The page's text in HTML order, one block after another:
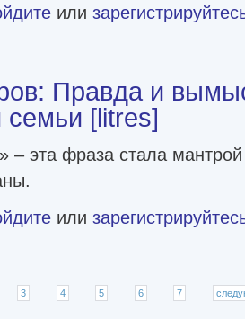
сезон [litres]
или
Правда и
семьи [litres]
– эта фраза стала
Правда и вымысел о жизни
или
3 4 5 6 7